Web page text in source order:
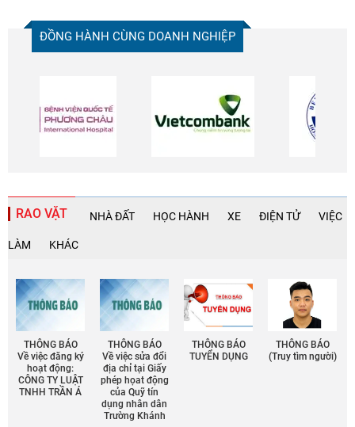
ĐỒNG HÀNH CÙNG DOANH NGHIỆP
RAO VẶT NHÀ ĐẤT HỌC HÀNH XE ĐIỆN TỬ VIỆC
LÀM KHÁC
THÔNG BÁO
Về việc đăng ký
hoạt động:
CÔNG TY LUẬT
TNHH TRẦN Á
THÔNG BÁO
Về việc sửa đổi
địa chỉ tại Giấy
phép họat động
của Quỹ tín
dụng nhân dân
Trường Khánh
THÔNG BÁO
TUYỂN DỤNG
THÔNG BÁO
(Truy tìm người)